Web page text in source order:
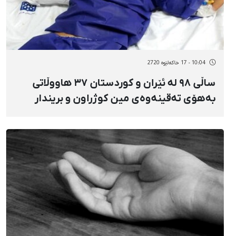
10:04 - 17 خاکەلێوه 2720
ساڵی ٩٨ لە ئێران و کوردستان ٣٧ هاووڵاتی
بەهۆی تەقینەوەی مین کوژراون و بریندار